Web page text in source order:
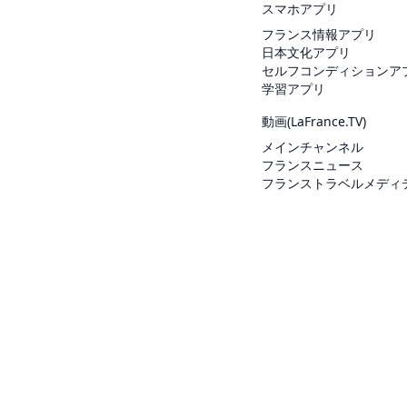
スマホアプリ
フランス情報アプリ
日本文化アプリ
セルフコンディションア
学習アプリ
動画(LaFrance.TV)
メインチャンネル
フランスニュース
フランストラベルメディ